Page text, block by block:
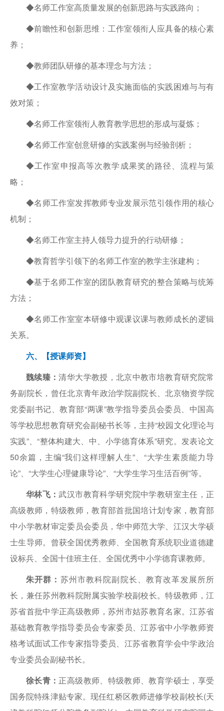
◆名师工作室高质量发展的创新思路与实践路向；
◆前瞻性和创新思维：工作室领衔人应具备的核心素
养；
◆教师团队研修的基本理念与方法；
◆工作室教学活动设计及实施面临的实践困难与与有
效对策；
◆名师工作室领衔人教育教学思想的形成与凝炼；
◆名师工作室创意研修的实践案例与经验剖析；
◆工作室申报高等次教学成果奖的路径、流程与策
略；
◆名师工作室发挥教师专业发展示范引领作用的核心
机制；
◆名师工作室主持人领导力提升的行动研修；
◆教育哲学引领下的名师工作室的教学主张建构；
◆基于名师工作室的团队教育研究的整合策略与统筹
方法；
◆名师工作室室本研修中观课议课与教师成长的逻辑
关系。
六、【授课师资】
魏续臻：清华大学教授，北京中教市培教育研究院常
务副院长，曾任北京青年政治学院副院长、北京物资学院
党委副书记、教育部“两课”教学指导委员会委员、中国高
等学校思想教育研究会副秘书长等，主持“校园文化理论与
实践”、“整体构建大、中、小学德育体系”研究。发表论文
50余篇，主编“我们这样理解人生”、“大学生素质能力导
论”、“大学生心理健康导论”、“大学生学习生活百例”等。
华林飞：武汉市教育科学研究院中学教研室主任，正
高级教师，特级教师，教育部首批国培计划专家，教育部
中小学教材审定委员会委员，华中师范大学、江汉大学硕
士生导师。曾获全国优秀教师、全国教育系统职业道德建
设标兵、全国十佳班主任、全国优秀中小学德育课教师。
朱开群： 苏州市教科院副院长、教育改革发展所所
长，兼任苏州教科院附属实验学校副校长。特级教师，江
苏省首批中学正高级教师，苏州市姑苏教育名家。江苏省
基础教育教学指导委员会专家委员、江苏省中小学教师资
格考试面试工作专家指导委员、江苏省教育学会中学政治
专业委员会副秘书长。
徐长青： 正高级教师、特级教师、教育学硕士，享受
国务院特殊津贴专家。现任红桥区教师进修学校副校长(天